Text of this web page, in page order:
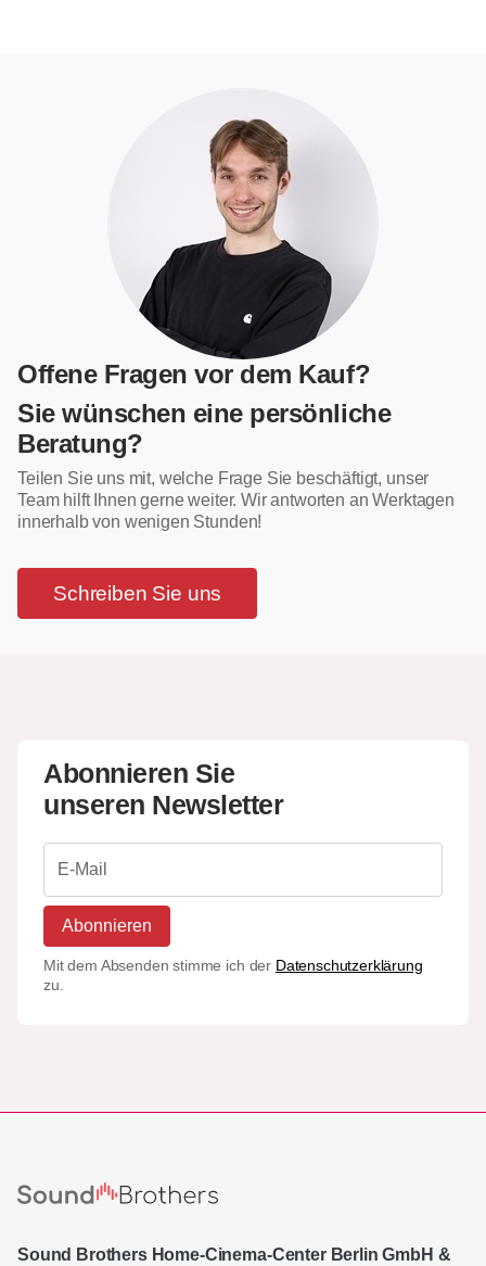
Offene Fragen vor dem Kauf?
Sie wünschen eine persönliche
Beratung?
Teilen Sie uns mit, welche Frage Sie beschäftigt, unser
Team hilft Ihnen gerne weiter. Wir antworten an Werktagen
innerhalb von wenigen Stunden!
Schreiben Sie uns
Abonnieren Sie
unseren Newsletter
Abonnieren
Mit dem Absenden stimme ich der Datenschutzerklärung
zu.
Sound Brothers Home-Cinema-Center Berlin GmbH &